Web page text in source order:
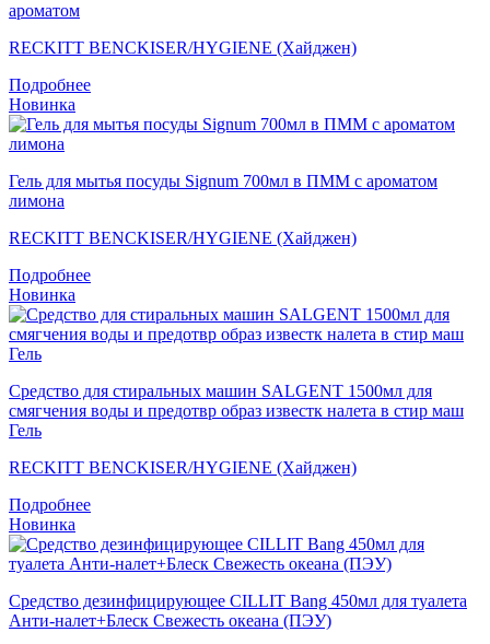
ароматом
RECKITT BENCKISER/HYGIENE (Хайджен)
Подробнее
Новинка
Гель для мытья посуды Signum 700мл в ПММ с ароматом
лимона
RECKITT BENCKISER/HYGIENE (Хайджен)
Подробнее
Новинка
Средство для стиральных машин SALGENT 1500мл для
смягчения воды и предотвр образ известк налета в стир маш
Гель
RECKITT BENCKISER/HYGIENE (Хайджен)
Подробнее
Новинка
Средство дезинфицирующее CILLIT Bang 450мл для туалета
Анти-налет+Блеск Свежесть океана (ПЭУ)